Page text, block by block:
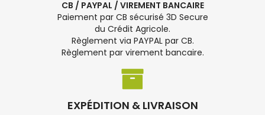
CB / PAYPAL / VIREMENT BANCAIRE
Paiement par CB sécurisé 3D Secure
du Crédit Agricole.
Règlement via PAYPAL par CB.
Règlement par virement bancaire.
EXPÉDITION & LIVRAISON